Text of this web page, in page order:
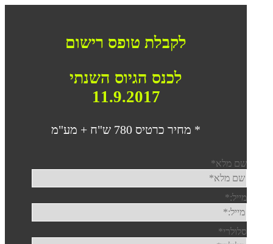
לקבלת טופס רישום
לכנס הגיוס השנתי
11.9.2017
* מחיר כרטיס 780 ש"ח + מע"מ
שם מלא*
מייל:*
סלולרי*